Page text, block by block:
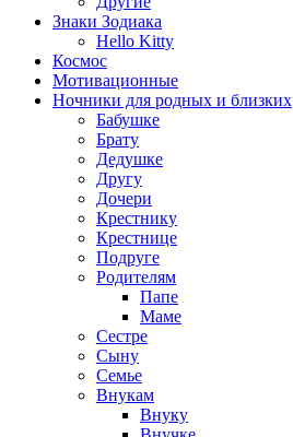
Знаки Зодиака
Hello Kitty
Космос
Мотивационные
Ночники для родных и близких
Бабушке
Брату
Дедушке
Другу
Дочери
Крестнику
Крестнице
Подруге
Родителям
Папе
Маме
Сестре
Сыну
Семье
Внукам
Внуку